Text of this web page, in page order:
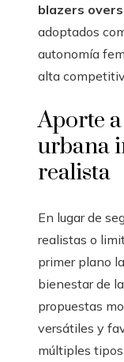
blazers
adoptados
autonomía
alta
Aporte
urbana
realista
En lugar de
realistas o
primer plano
bienestar de
propuestas
versátiles y
múltiples